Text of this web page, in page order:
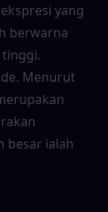
yang
berwarna
Menurut
besar ialah